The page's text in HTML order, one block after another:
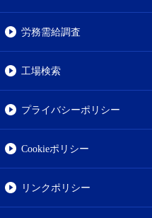
労務需給調査
工場検索
プライバシーポリシー
Cookieポリシー
リンクポリシー